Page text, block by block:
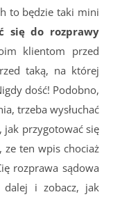
to będzie taki mini
się do rozprawy
klientom przed
taką, na której
dość! Podobno,
trzeba wysłuchać
przygotować się
ten wpis chociaż
rozprawa sądowa
dalej i zobacz, jak